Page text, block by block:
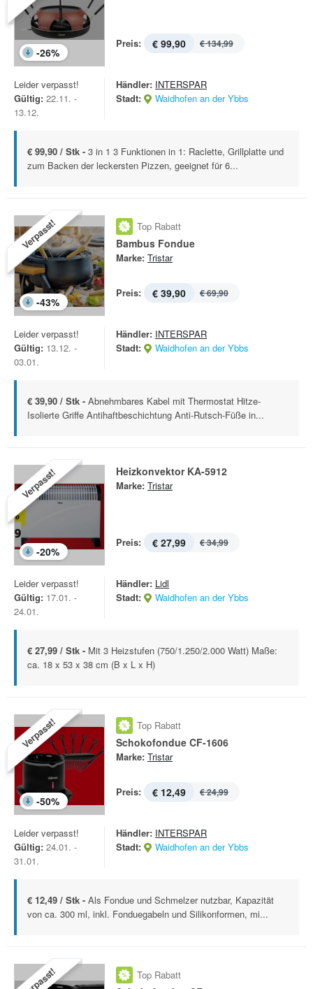
-26%
Preis: € 99,90 € 134,99
Leider verpasst!
Gültig: 22.11. -
13.12.
Händler: INTERSPAR
Stadt:
Waidhofen an der Ybbs
€ 99,90 / Stk - 3 in 1 3 Funktionen in 1: Raclette, Grillplatte und
zum Backen der leckersten Pizzen, geeignet für 6...
Verpasst!
-43%
Top Rabatt
Bambus Fondue
Marke: Tristar
Preis: € 39,90 € 69,90
Leider verpasst!
Gültig: 13.12. -
03.01.
Händler: INTERSPAR
Stadt:
Waidhofen an der Ybbs
€ 39,90 / Stk - Abnehmbares Kabel mit Thermostat Hitze-
Isolierte Griffe Antihaftbeschichtung Anti-Rutsch-Füße in...
Verpasst!
-20%
Heizkonvektor KA-5912
Marke: Tristar
Preis: € 27,99 € 34,99
Leider verpasst!
Gültig: 17.01. -
24.01.
Händler: Lidl
Stadt:
Waidhofen an der Ybbs
€ 27,99 / Stk - Mit 3 Heizstufen (750/1.250/2.000 Watt) Maße:
ca. 18 x 53 x 38 cm (B x L x H)
Verpasst!
-50%
Top Rabatt
Schokofondue CF-1606
Marke: Tristar
Preis: € 12,49 € 24,99
Leider verpasst!
Gültig: 24.01. -
31.01.
Händler: INTERSPAR
Stadt:
Waidhofen an der Ybbs
€ 12,49 / Stk - Als Fondue und Schmelzer nutzbar, Kapazität
von ca. 300 ml, inkl. Fonduegabeln und Silikonformen, mi...
Top Rabatt